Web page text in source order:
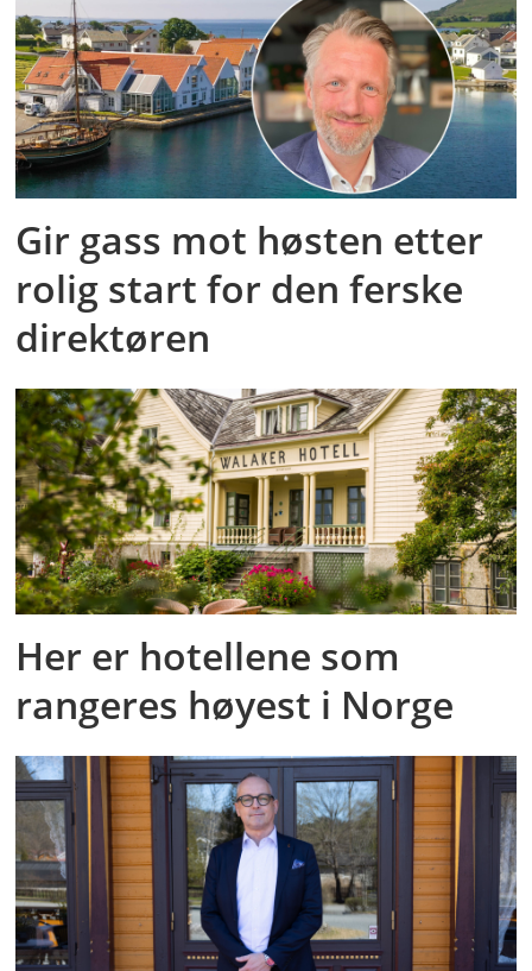
Gir gass mot høsten etter
rolig start for den ferske
direktøren
Her er hotellene som
rangeres høyest i Norge